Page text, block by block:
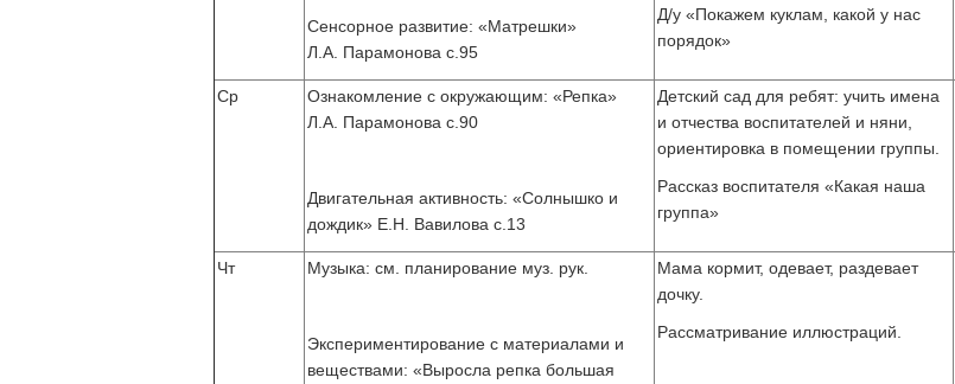
Сенсорное развитие: «Матрешки»
Л.А. Парамонова с.95
Д/у «Покажем куклам, какой у нас
порядок»
Ср
Ознакомление с окружающим: «Репка»
Л.А. Парамонова с.90
Двигательная активность: «Солнышко и
дождик» Е.Н. Вавилова с.13
Детский сад для ребят: учить имена
и отчества воспитателей и няни,
ориентировка в помещении группы.
Рассказ воспитателя «Какая наша
группа»
Чт Музыка: см. планирование муз. рук.
Экспериментирование с материалами и
веществами: «Выросла репка большая
Мама кормит, одевает, раздевает
дочку.
Рассматривание иллюстраций.